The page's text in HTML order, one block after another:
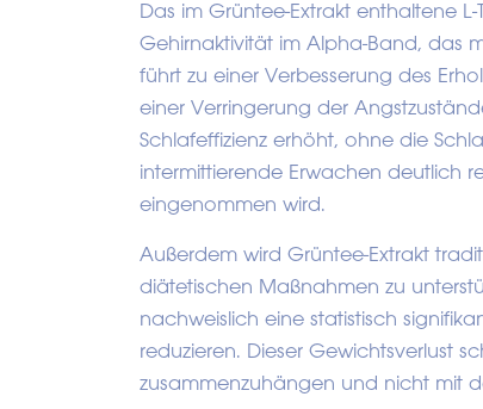
Das im Grüntee-Extrakt enthaltene
Gehirnaktivität im Alpha-Band, das
führt zu einer Verbesserung des
einer Verringerung der
Schlafeffizienz erhöht, ohne die
intermittierende Erwachen deutlich
eingenommen wird.
Außerdem wird Grüntee-Extrakt
diätetischen Maßnahmen zu
nachweislich eine statistisch
reduzieren. Dieser Gewichtsverlust
zusammenzuhängen und nicht mit